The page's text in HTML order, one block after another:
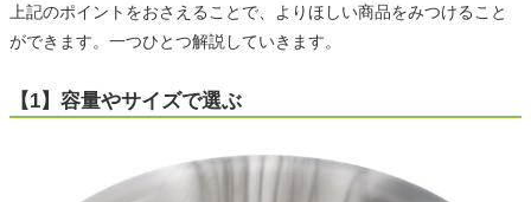
上記のポイントをおさえることで、よりほしい商品をみつけること
ができます。一つひとつ解説していきます。
【1】容量やサイズで選ぶ